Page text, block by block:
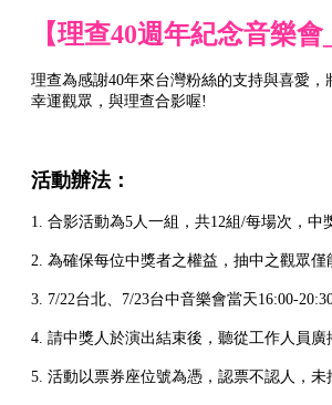
【理查40週年紀念音樂會
理查為感謝40年來台灣粉絲的支持與喜愛
幸運觀眾，與理查合影喔!
活動辦法：
1. 合影活動為5人一組，共12組/每場次，中
2. 為確保每位中獎者之權益，抽中之觀眾
3. 7/22台北、7/23台中音樂會當天16:00-
4. 請中獎人於演出結束後，聽從工作人員廣
5. 活動以票券座位號為憑，認票不認人，